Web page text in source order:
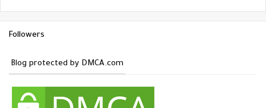
Followers
Blog protected by DMCA.com